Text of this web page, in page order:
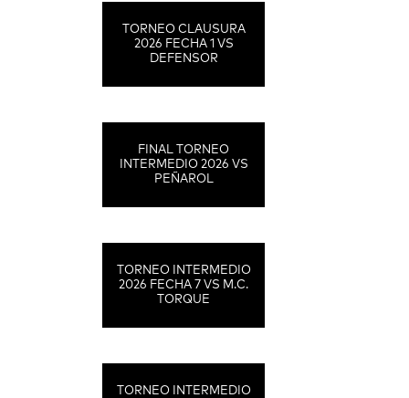
TORNEO CLAUSURA
2026 FECHA 1 VS
DEFENSOR
FINAL TORNEO
INTERMEDIO 2026 VS
PEÑAROL
TORNEO INTERMEDIO
2026 FECHA 7 VS M.C.
TORQUE
TORNEO INTERMEDIO